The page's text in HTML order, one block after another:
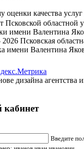
областной
имени Валентина
2026 Псковская
имени Валентина
дизайна агентства
кабинет
Введите